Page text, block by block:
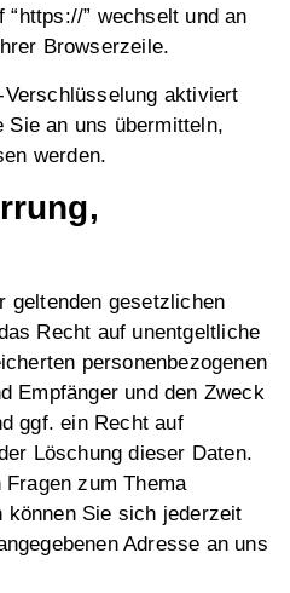
“https://” wechselt und an
Browserzeile.
aktiviert
Sie an uns übermitteln,
werden.
geltenden gesetzlichen
Recht auf unentgeltliche
personenbezogenen
Empfänger und den Zweck
ggf. ein Recht auf
Löschung dieser Daten.
zum Thema
können Sie sich jederzeit
Adresse an uns